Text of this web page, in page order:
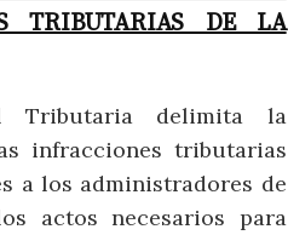
TRIBUTARIAS DE LA
Tributaria delimita la
infracciones tributarias
a los administradores de
actos necesarios para